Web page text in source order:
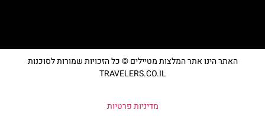
האתר הינו אתר המלצות מטיילים © כל הזכויות שמורות לסוכנות
TRAVELERS.CO.IL
מדיניות פרטיות